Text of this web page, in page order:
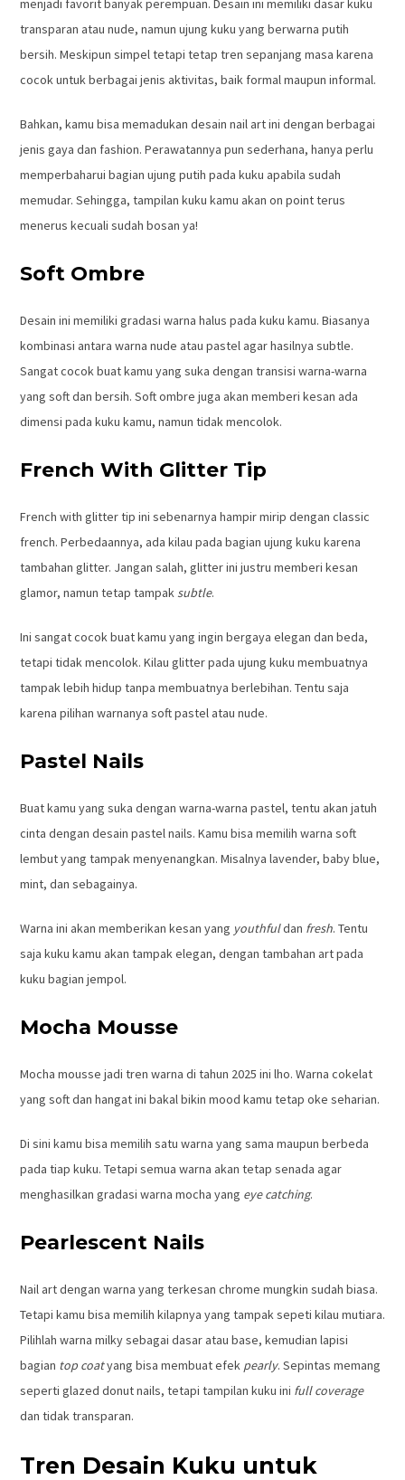
transparan atau nude, namun ujung kuku yang berwarna putih
bersih. Meskipun simpel tetapi tetap tren sepanjang masa karena
cocok untuk berbagai jenis aktivitas, baik formal maupun informal.
Bahkan, kamu bisa memadukan desain nail art ini dengan berbagai
jenis gaya dan fashion. Perawatannya pun sederhana, hanya perlu
memperbaharui bagian ujung putih pada kuku apabila sudah
memudar. Sehingga, tampilan kuku kamu akan on point terus
menerus kecuali sudah bosan ya!
Soft Ombre
Desain ini memiliki gradasi warna halus pada kuku kamu. Biasanya
kombinasi antara warna nude atau pastel agar hasilnya subtle.
Sangat cocok buat kamu yang suka dengan transisi warna-warna
yang soft dan bersih. Soft ombre juga akan memberi kesan ada
dimensi pada kuku kamu, namun tidak mencolok.
French With Glitter Tip
French with glitter tip ini sebenarnya hampir mirip dengan classic
french. Perbedaannya, ada kilau pada bagian ujung kuku karena
tambahan glitter. Jangan salah, glitter ini justru memberi kesan
glamor, namun tetap tampak subtle.
Ini sangat cocok buat kamu yang ingin bergaya elegan dan beda,
tetapi tidak mencolok. Kilau glitter pada ujung kuku membuatnya
tampak lebih hidup tanpa membuatnya berlebihan. Tentu saja
karena pilihan warnanya soft pastel atau nude.
Pastel Nails
Buat kamu yang suka dengan warna-warna pastel, tentu akan jatuh
cinta dengan desain pastel nails. Kamu bisa memilih warna soft
lembut yang tampak menyenangkan. Misalnya lavender, baby blue,
mint, dan sebagainya.
Warna ini akan memberikan kesan yang youthfuldan fresh. Tentu
saja kuku kamu akan tampak elegan, dengan tambahan art pada
kuku bagian jempol.
Mocha Mousse
Mocha mousse jadi tren warna di tahun 2025 ini lho. Warna cokelat
yang soft dan hangat ini bakal bikin mood kamu tetap oke seharian.
Di sini kamu bisa memilih satu warna yang sama maupun berbeda
pada tiap kuku. Tetapi semua warna akan tetap senada agar
menghasilkan gradasi warna mocha yang eye catching.
Pearlescent Nails
Nail art dengan warna yang terkesan chrome mungkin sudah biasa.
Tetapi kamu bisa memilih kilapnya yang tampak sepeti kilau mutiara.
Pilihlah warna milky sebagai dasar atau base, kemudian lapisi
bagian top coatyang bisa membuat efek pearly. Sepintas memang
seperti glazed donut nails, tetapi tampilan kuku ini full coverage
dan tidak transparan.
Tren Desain Kuku untuk